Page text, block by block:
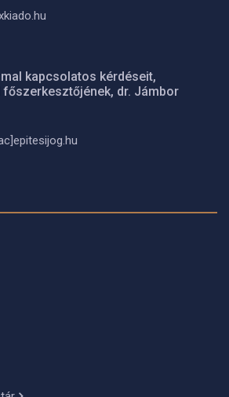
kapcsolatos kérdéseit,
dr. Jámbor